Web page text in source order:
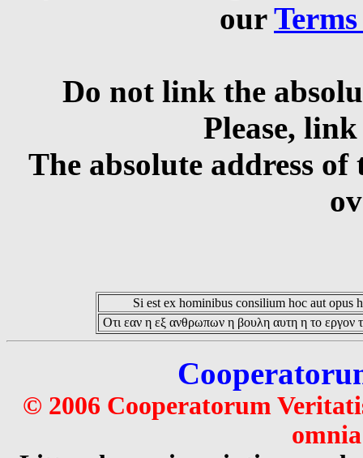
our
Do not link the
Please,
The absolute address
Si est ex hominibus consilium hoc aut opus
Οτι εαν η εξ ανθρωπων η βουλη αυτη η το εργον
© 2006 Cooperatorum